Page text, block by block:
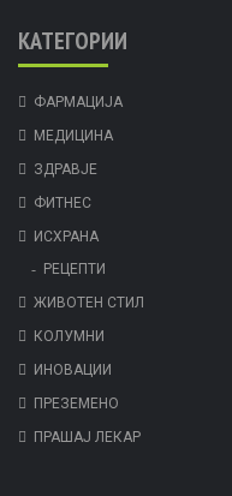
КАТЕГОРИИ
ФАРМАЦИЈА
МЕДИЦИНА
ЗДРАВЈЕ
ФИТНЕС
ИСХРАНА
РЕЦЕПТИ
ЖИВОТЕН СТИЛ
КОЛУМНИ
ИНОВАЦИИ
ПРЕЗЕМЕНО
ПРАШАЈ ЛЕКАР